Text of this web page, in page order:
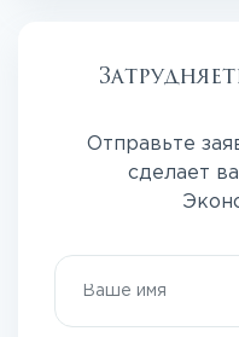
Отправьте
сделает